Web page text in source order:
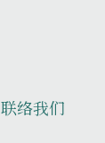
联络我们